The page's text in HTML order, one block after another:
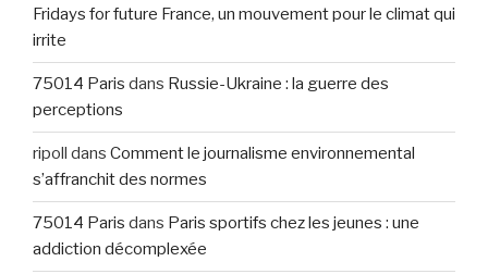
Fridays for future France, un mouvement pour le climat qui
irrite
75014 Paris dans Russie-Ukraine : la guerre des
perceptions
ripoll dans Comment le journalisme environnemental
s’affranchit des normes
75014 Paris dans Paris sportifs chez les jeunes : une
addiction décomplexée